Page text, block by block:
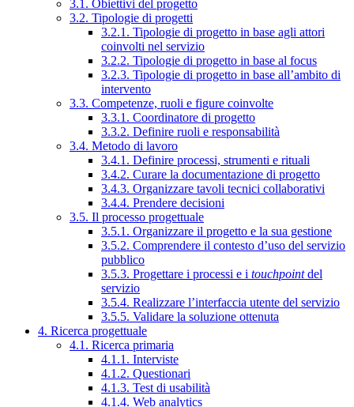
3.1. Obiettivi del progetto
3.2. Tipologie di progetti
3.2.1. Tipologie di progetto in base agli attori
coinvolti nel servizio
3.2.2. Tipologie di progetto in base al focus
3.2.3. Tipologie di progetto in base all’ambito di
intervento
3.3. Competenze, ruoli e figure coinvolte
3.3.1. Coordinatore di progetto
3.3.2. Definire ruoli e responsabilità
3.4. Metodo di lavoro
3.4.1. Definire processi, strumenti e rituali
3.4.2. Curare la documentazione di progetto
3.4.3. Organizzare tavoli tecnici collaborativi
3.4.4. Prendere decisioni
3.5. Il processo progettuale
3.5.1. Organizzare il progetto e la sua gestione
3.5.2. Comprendere il contesto d’uso del servizio
pubblico
3.5.3. Progettare i processi e i touchpointdel
servizio
3.5.4. Realizzare l’interfaccia utente del servizio
3.5.5. Validare la soluzione ottenuta
4. Ricerca progettuale
4.1. Ricerca primaria
4.1.1. Interviste
4.1.2. Questionari
4.1.3. Test di usabilità
4.1.4. Web analytics